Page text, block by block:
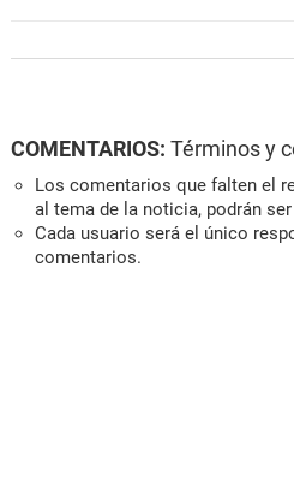
COMENTARIOS: Términos y
Los comentarios que falten el
al tema de la noticia, podrán
Cada usuario será el único
comentarios.